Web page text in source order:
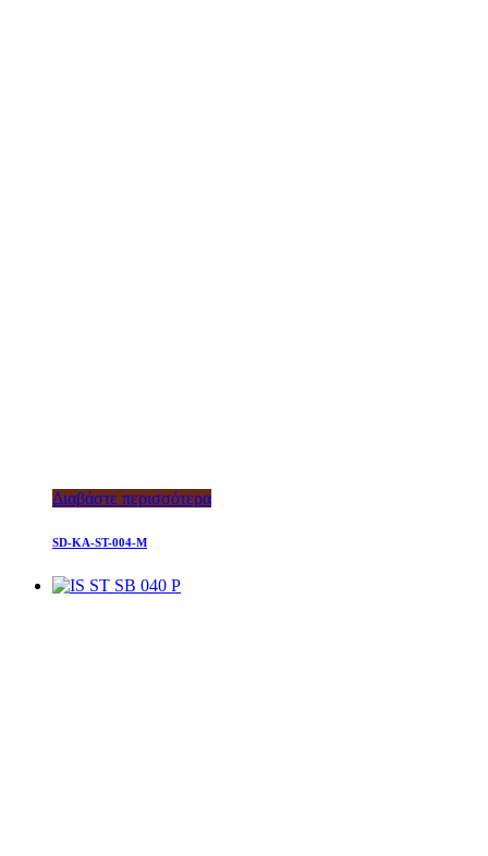
Διαβάστε περισσότερα
SD-KA-ST-004-M